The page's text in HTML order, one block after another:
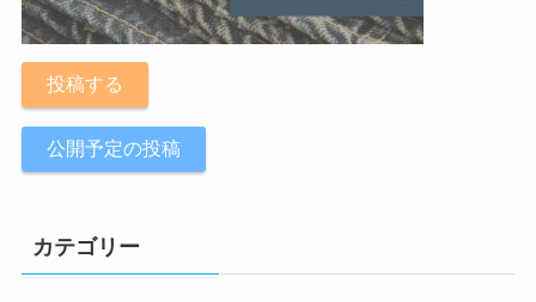
投稿する
公開予定の投稿
カテゴリー